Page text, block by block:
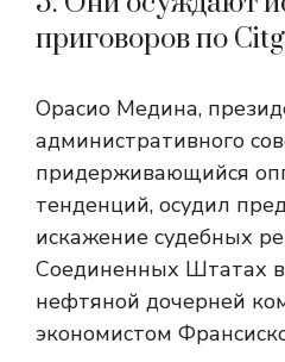
приговоров по
Орасио Медина,
административного
придерживающийся
тенденций, осудил
искажение судебных
Соединенных Штатах
нефтяной дочерней
экономистом